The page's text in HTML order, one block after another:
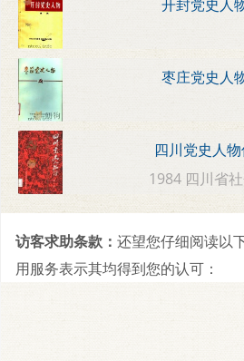
开封党史人
枣庄党史人
四川党史人
1984 四川省
访客求助条款： 还望您仔细阅读以
用服务表示其均得到您的认可：